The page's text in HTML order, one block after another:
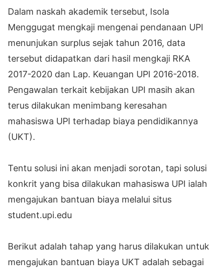
Dalam naskah akademik tersebut, Isola
Menggugat mengkaji mengenai pendanaan UPI
menunjukan surplus sejak tahun 2016, data
tersebut didapatkan dari hasil mengkaji RKA
2017-2020 dan Lap. Keuangan UPI 2016-2018.
Pengawalan terkait kebijakan UPI masih akan
terus dilakukan menimbang keresahan
mahasiswa UPI terhadap biaya pendidikannya
(UKT).
Tentu solusi ini akan menjadi sorotan, tapi solusi
konkrit yang bisa dilakukan mahasiswa UPI ialah
mengajukan bantuan biaya melalui situs
student.upi.edu
Berikut adalah tahap yang harus dilakukan untuk
mengajukan bantuan biaya UKT adalah sebagai